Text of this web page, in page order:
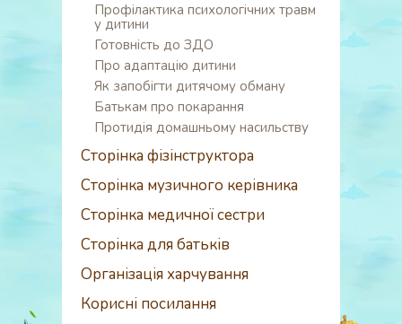
Профілактика психологічних травм
у дитини
Готовність до ЗДО
Про адаптацію дитини
Як запобігти дитячому обману
Батькам про покарання
Протидія домашньому насильству
Сторінка фізінструктора
Сторінка музичного керівника
Сторінка медичної сестри
Сторінка для батьків
Організація харчування
Корисні посилання